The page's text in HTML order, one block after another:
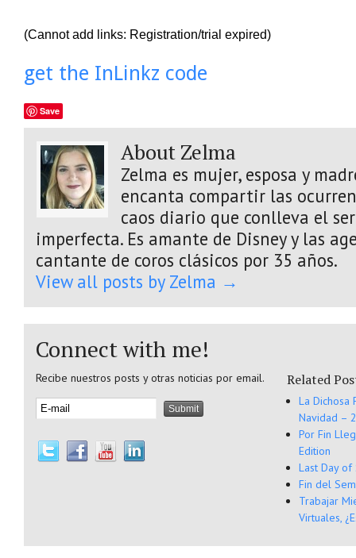
(Cannot add links: Registration/trial expired)
get the InLinkz code
Save
About Zelma
Zelma es mujer, esposa y
encanta compartir las
caos diario que conlleva el
imperfecta. Es amante de Disney y las
cantante de coros clásicos por 35 años.
View all posts by Zelma →
Connect with me!
Recibe nuestros posts y otras noticias por email. Related
La Dichosa
Navidad –
Por Fin
Edition
Last Day of
Fin del
Trabajar
Virtuales,